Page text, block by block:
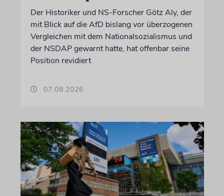
Der Historiker und NS-Forscher Götz Aly, der
mit Blick auf die AfD bislang vor überzogenen
Vergleichen mit dem Nationalsozialismus und
der NSDAP gewarnt hatte, hat offenbar seine
Position revidiert
07.08.2026